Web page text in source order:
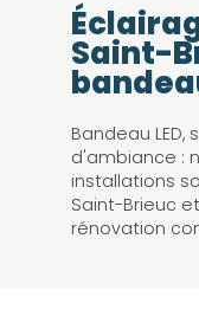
Saint-
Bandeau
d'ambiance :
installations
Saint-Brieuc
rénovation